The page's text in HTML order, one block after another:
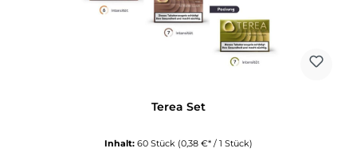
Terea Set
Inhalt: 60 Stück (0,38 €* / 1 Stück)